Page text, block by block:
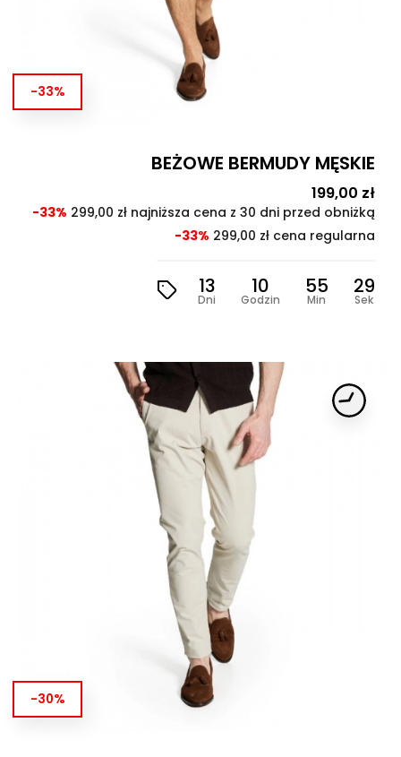
-33%
BEŻOWE BERMUDY MĘSKIE
Cena
199,00 zł
-33% 299,00 zł najniższa cena z 30 dni przed obniżką
-33% 299,00 zł cena regularna
13
Dni
10
Godzin
55
Min
28
Sek
-30%